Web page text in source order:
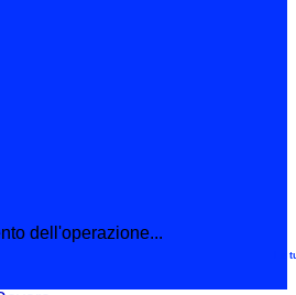
dell'operazione...
Le